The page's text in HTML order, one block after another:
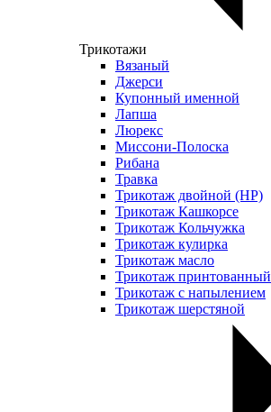
Трикотажи
Вязаный
Джерси
Купонный именной
Лапша
Люрекс
Миссони-Полоска
Рибана
Травка
Трикотаж двойной (НР)
Трикотаж Кашкорсе
Трикотаж Кольчужка
Трикотаж кулирка
Трикотаж масло
Трикотаж принтованный
Трикотаж с напылением
Трикотаж шерстяной